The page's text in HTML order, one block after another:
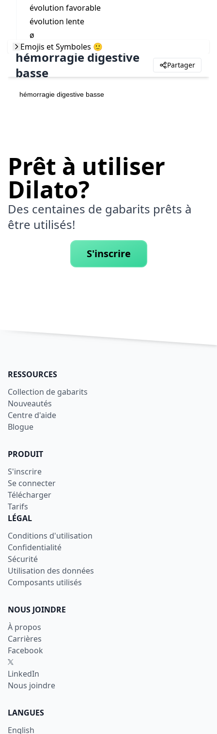
évolution favorable
évolution lente
ø
Emojis et Symboles 🙂
hémorragie digestive
basse
Partager
hémorragie digestive basse
Prêt à utiliser
Dilato?
Des centaines de gabarits prêts à
être utilisés!
S'inscrire
RESSOURCES
Collection de gabarits
Nouveautés
Centre d'aide
Blogue
PRODUIT
S'inscrire
Se connecter
Télécharger
Tarifs
LÉGAL
Conditions d'utilisation
Confidentialité
Sécurité
Utilisation des données
Composants utilisés
NOUS JOINDRE
À propos
Carrières
Facebook
X
LinkedIn
Nous joindre
LANGUES
English